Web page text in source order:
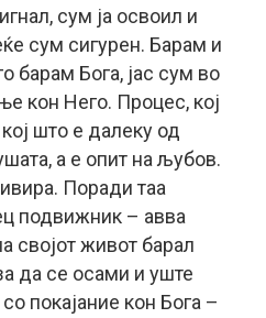
сум ја освоил и
сум сигурен. Барам и
барам Бога, јас сум во
кон Него. Процес, кој
што е далеку од
а е опит на љубов.
Поради таа
подвижник – авва
својот живот барал
да се осами и уште
покајание кон Бога –